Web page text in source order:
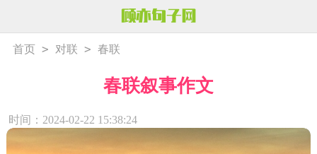
首页 > 对联 > 春联
春联叙事作文
时间：2024-02-22 15:38:24